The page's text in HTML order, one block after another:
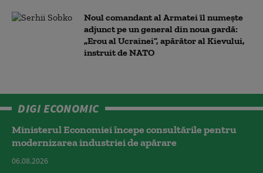
Noul comandant al Armatei îl numește
adjunct pe un general din noua gardă:
„Erou al Ucrainei”, apărător al Kievului,
instruit de NATO
DIGI ECONOMIC
Ministerul Economiei începe consultările pentru
modernizarea industriei de apărare
06.08.2026